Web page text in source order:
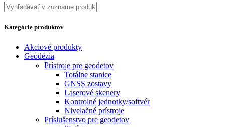
Kategórie produktov
Akciové produkty
Geodézia
Prístroje pre geodetov
Totálne stanice
GNSS zostavy
Laserové skenery
Kontrolné jednotky/softvér
Nivelačné prístroje
Príslušenstvo pre geodetov